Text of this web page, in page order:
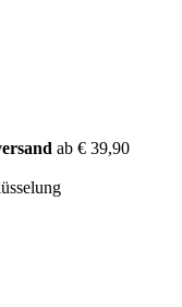
ab € 39,90